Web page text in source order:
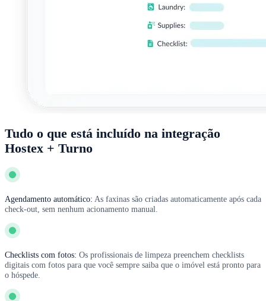
Tudo o que está incluído na integração
Hostex + Turno
Agendamento automático: As faxinas são criadas automaticamente após cada
check-out, sem nenhum acionamento manual.
Checklists com fotos: Os profissionais de limpeza preenchem checklists
digitais com fotos para que você sempre saiba que o imóvel está pronto para
o hóspede.